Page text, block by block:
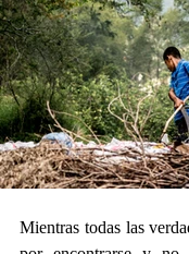
Mientras todas las